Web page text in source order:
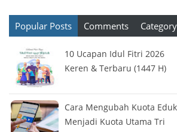
Popular Posts Comments Category
10 Ucapan Idul Fitri 2026
Keren & Terbaru (1447 H)
Cara Mengubah Kuota
Menjadi Kuota Utama Tri